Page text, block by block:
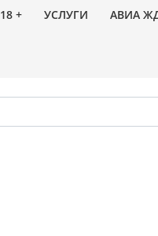
18 + УСЛУГИ АВИА